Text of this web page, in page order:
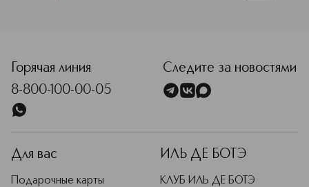
Горячая линия
8-800-100-00-05
Следите за новостями
Для вас
Подарочные карты
ИЛЬ ДЕ БОТЭ
КЛУБ ИЛЬ ДЕ БОТЭ